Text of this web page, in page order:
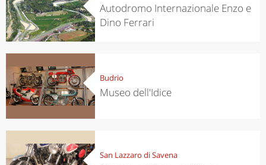
Autodromo Internazionale Enzo e
Dino Ferrari
Budrio
Museo dell'Idice
San Lazzaro di Savena